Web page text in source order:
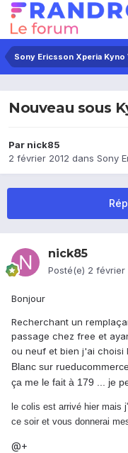
Sony Ericsson Xperia Kyno
Nouveau sous
Par nick85
2 février 2012 dans Sony
nick85
Posté(e) 2 février
Bonjour
Recherchant un
passage chez free et
ou neuf et bien j'ai choisi
Blanc sur
ça me le fait à 179 ... je
le colis est arrivé hier mais
ce soir et vous donnerai
@+